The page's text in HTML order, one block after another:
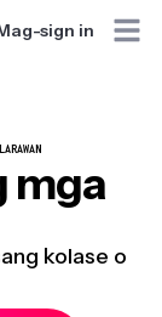
sign in
LARAWAN
mga
kolase o